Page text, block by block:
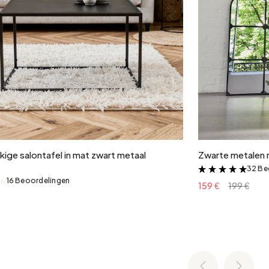
In winkelwagen
salontafel in mat zwart metaal
&
16 Beoordelingen
Zwarte metalen
&
32
159 € 199 €